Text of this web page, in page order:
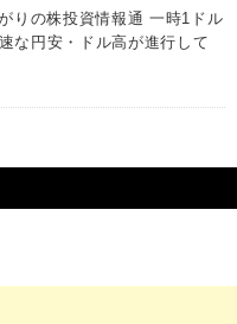
りの株投資情報通 一時1ドル
な円安・ドル高が進行して